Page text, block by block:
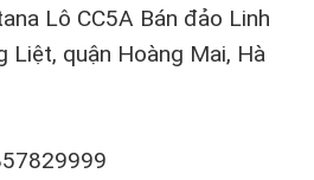
Lô CC5A Bán đảo Linh
Liệt, quận Hoàng Mai, Hà